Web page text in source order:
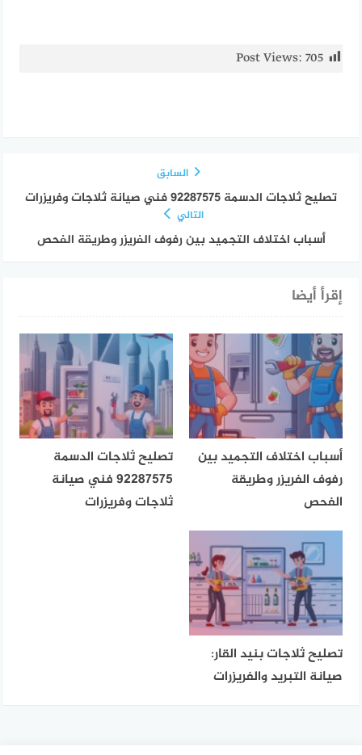
Post Views: 705
السابق
تصليح ثلاجات الدسمة 92287575 فني صيانة ثلاجات وفريزرات
التالي
أسباب اختلاف التجميد بين رفوف الفريزر وطريقة الفحص
إقرأ أيضا
أسباب اختلاف التجميد بين
رفوف الفريزر وطريقة
الفحص
تصليح ثلاجات الدسمة
92287575 فني صيانة
ثلاجات وفريزرات
تصليح ثلاجات بنيد القار:
صيانة التبريد والفريزرات